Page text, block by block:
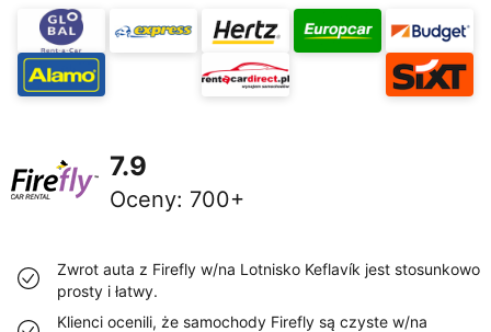
7.9
Oceny: 700+
Zwrot auta z Firefly w/na Lotnisko Keflavík jest stosunkowo
prosty i łatwy.
Klienci ocenili, że samochody Firefly są czyste w/na